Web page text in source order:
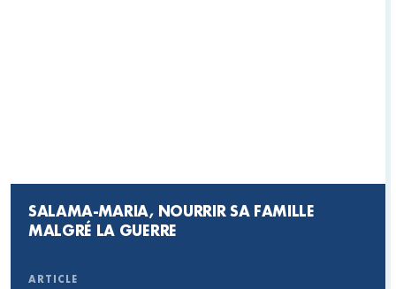
SALAMA-MARIA, NOURRIR SA FAMILLE
MALGRÉ LA GUERRE
ARTICLE